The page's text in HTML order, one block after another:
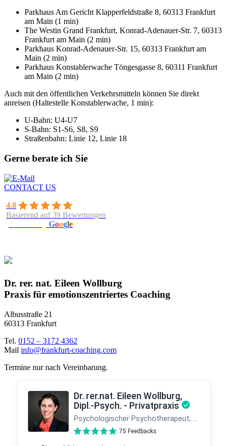
Parkhaus Am Gericht Klapperfeldstraße 8, 60313 Frankfurt
am Main (1 min)
The Westin Grand Frankfurt, Konrad-Adenauer-Str. 7, 60313
Frankfurt am Main (2 min)
Parkhaus Konrad-Adenauer-Str. 15, 60313 Frankfurt am
Main (2 min)
Parkhaus Konstablerwache Töngesgasse 8, 60311 Frankfurt
am Main (2 min)
Auch mit den öffentlichen Verkehrsmitteln können Sie direkt
anreisen (Haltestelle Konstablerwache, 1 min):
U-Bahn: U4-U7
S-Bahn: S1-S6, S8, S9
Straßenbahn: Linie 12, Linie 18
Gerne berate ich Sie
CONTACT US
4.8
Basierend auf 39 Bewertungen
Google
Dr. rer. nat. Eileen Wollburg
Praxis für emotionszentriertes Coaching
Albusstraße 21
60313 Frankfurt
Tel. 0152 – 3172 4362
Mail info@frankfurt-coaching.com
Termine nur nach Vereinbarung.